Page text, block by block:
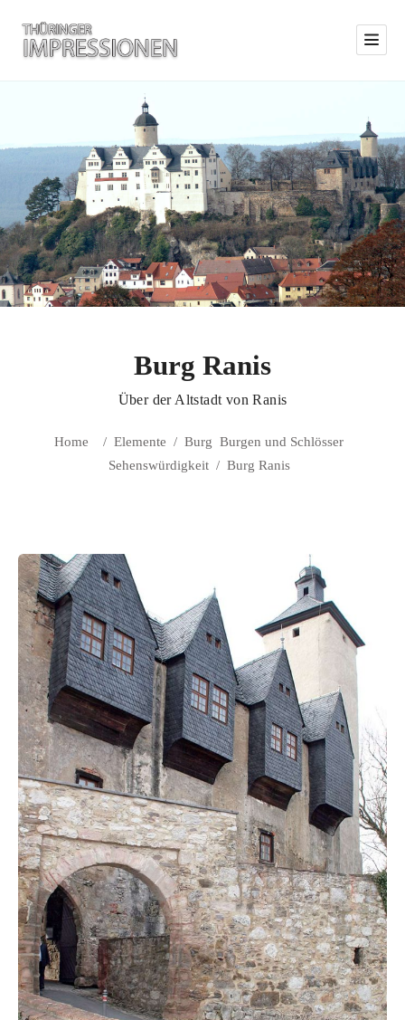
Burg Ranis
Über der Altstadt von Ranis
Home / Elemente / Burg Burgen und Schlösser
Sehenswürdigkeit / Burg Ranis